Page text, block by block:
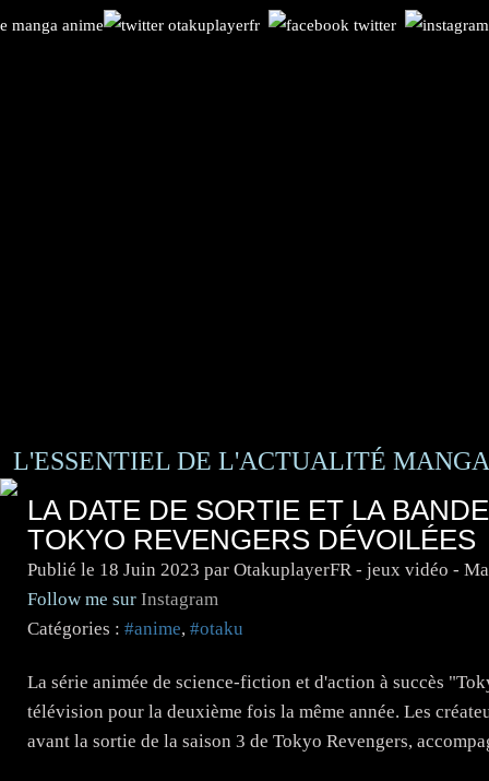
L'ESSENTIEL DE L'ACTUALITÉ
LA DATE DE SORTIE ET LA
TOKYO REVENGERS DÉVOILÉES
Publié le 18 Juin 2023 par OtakuplayerFR - jeux vidéo -
Follow me sur Instagram
Catégories : #anime, #otaku
La série animée de science-fiction et d'action à succès
télévision pour la deuxième fois la même année. Les
avant la sortie de la saison 3 de Tokyo Revengers,